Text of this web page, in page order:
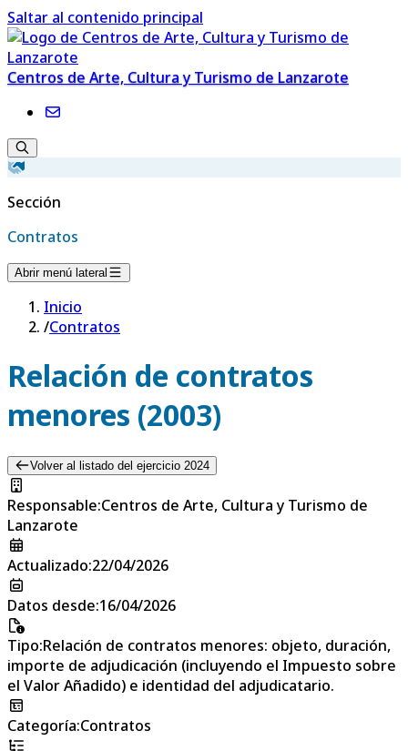
Saltar al contenido principal
Centros de Arte, Cultura y Turismo de Lanzarote
Sección
Contratos
Abrir menú lateral
Inicio
/Contratos
Relación de contratos
menores (2003)
Volver al listado del ejercicio 2024
Responsable:Centros de Arte, Cultura y Turismo de
Lanzarote
Actualizado:22/04/2026
Datos desde:16/04/2026
Tipo:Relación de contratos menores: objeto, duración,
importe de adjudicación (incluyendo el Impuesto sobre
el Valor Añadido) e identidad del adjudicatario.
Categoría:Contratos